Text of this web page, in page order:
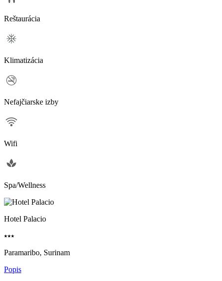
Reštaurácia
Klimatizácia
Nefajčiarske izby
Wifi
Spa/Wellness
Hotel Palacio
⭑⭑⭑
Paramaribo, Surinam
Popis